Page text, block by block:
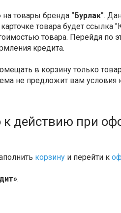
на товары бренда "Бурлак".
товара будет
товара. Перейдя по
кредита.
в корзину только
не предложит вам
действию при
корзину и перейти к
.